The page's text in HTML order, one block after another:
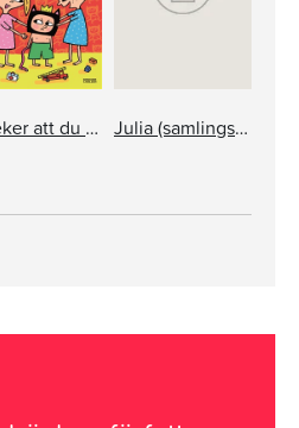
Vi leker att du är en katt Julia (samlingsvolym)